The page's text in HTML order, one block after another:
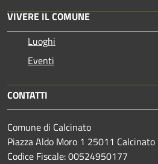
VIVERE IL COMUNE
Luoghi
Eventi
CONTATTI
Comune di Calcinato
Piazza Aldo Moro 1 25011
Codice Fiscale: 00524950177